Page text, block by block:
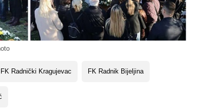
FK Radnički Kragujevac FK Radnik Bijeljina